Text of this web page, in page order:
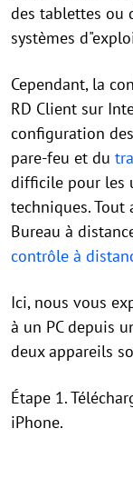
des tablettes ou
systèmes
Cependant, la
RD Client sur
configuration
pare-feu et du
difficile pour les
techniques.
Bureau à
contrôle à
Ici, nous vous
à un PC depuis
deux appareils
Étape 1.
iPhone.